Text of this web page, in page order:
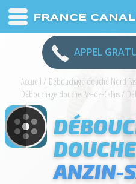
FRANCE
APPEL
Accueil / Débouchage douche Nord
Débouchage douche Pas-de-Calais/
ANZIN-